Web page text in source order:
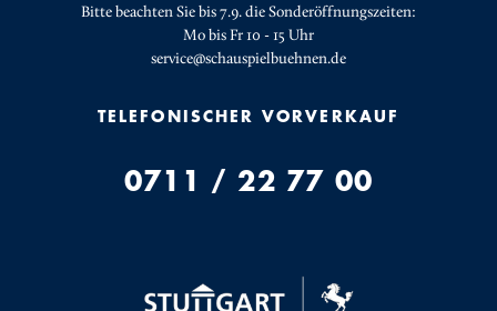
Bitte beachten Sie bis 7.9. die Sonderöffnungszeiten:
Mo bis Fr 10 - 15 Uhr
service@schauspielbuehnen.de
TELEFONISCHER VORVERKAUF
0711 / 22 77 00